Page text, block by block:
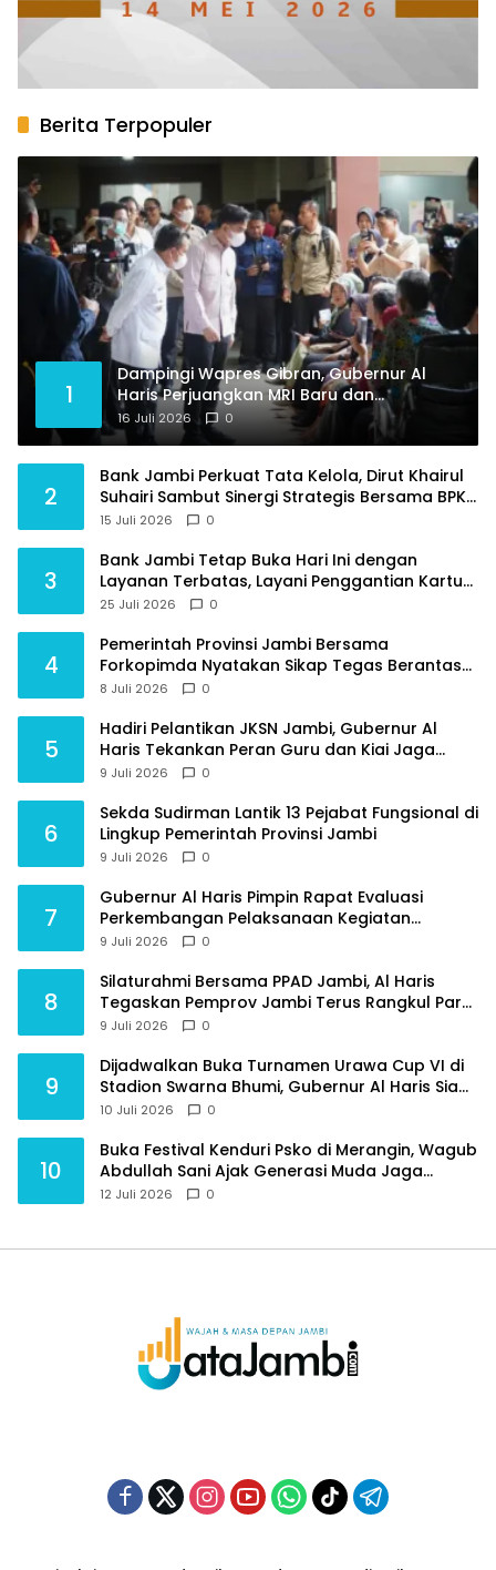
Berita Terpopuler
1
Dampingi Wapres Gibran, Gubernur Al
Haris Perjuangkan MRI Baru dan
Tambahan Dokter Spesialis untuk RSUD
Raden Mattaher
16 Juli 2026 0
2
Bank Jambi Perkuat Tata Kelola, Dirut Khairul
Suhairi Sambut Sinergi Strategis Bersama BPKP
Jambi
15 Juli 2026 0
3
Bank Jambi Tetap Buka Hari Ini dengan
Layanan Terbatas, Layani Penggantian Kartu
ATM dan Perubahan PIN
25 Juli 2026 0
4
Pemerintah Provinsi Jambi Bersama
Forkopimda Nyatakan Sikap Tegas Berantas
Geng Motor
8 Juli 2026 0
5
Hadiri Pelantikan JKSN Jambi, Gubernur Al
Haris Tekankan Peran Guru dan Kiai Jaga
Moral Generasi Bangsa
9 Juli 2026 0
6
Sekda Sudirman Lantik 13 Pejabat Fungsional di
Lingkup Pemerintah Provinsi Jambi
9 Juli 2026 0
7
Gubernur Al Haris Pimpin Rapat Evaluasi
Perkembangan Pelaksanaan Kegiatan
Pembangunan Triwulan II TA 2026
9 Juli 2026 0
8
Silaturahmi Bersama PPAD Jambi, Al Haris
Tegaskan Pemprov Jambi Terus Rangkul Para
Purnawirawan
9 Juli 2026 0
9
Dijadwalkan Buka Turnamen Urawa Cup VI di
Stadion Swarna Bhumi, Gubernur Al Haris Siap
Berlaga Lawan Tim Urawa
10 Juli 2026 0
10
Buka Festival Kenduri Psko di Merangin, Wagub
Abdullah Sani Ajak Generasi Muda Jaga
Budaya dan Jauhi Narkoba
12 Juli 2026 0